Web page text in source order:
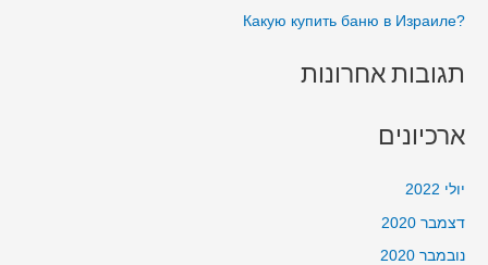
?Какую купить баню в Израиле
תגובות אחרונות
ארכיונים
יולי 2022
דצמבר 2020
נובמבר 2020